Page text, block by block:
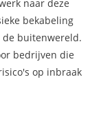
naar deze
bekabeling
buitenwereld.
bedrijven die
op inbraak